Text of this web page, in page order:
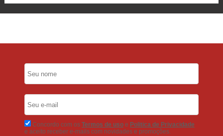
Concordo com os Termos de usoe Politica de Privacidade
e aceito receber e-mails com novidades e promoções.